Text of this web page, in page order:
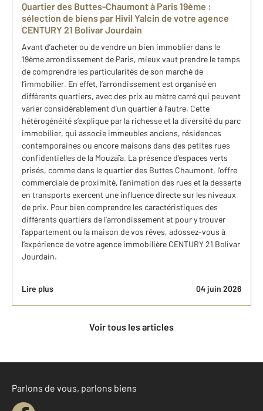
Quartier des Buttes-Chaumont à Paris 19ème :
sélection de biens par Hivil Yalcin de votre agence
CENTURY 21 Bolivar Jourdain
Avant d’acheter ou de vendre un bien immoblier dans le
19ème arrondissement de Paris, mieux vaut prendre le temps
de comprendre les particularités de son marché de
l’immobilier. En effet, l’arrondissement est organisé en
différents quartiers, avec des prix au mètre carré qui peuvent
varier considérablement d’un quartier à l’autre. Cette
hétérogénéité s’explique par la richesse et la diversité du parc
immobilier, qui associe immeubles anciens, résidences
contemporaines ou encore maisons dans des petites rues
confidentielles de la Mouzaïa. La présence d’espaces verts
prisés, comme dans le quartier des Buttes Chaumont, l’offre
commerciale de proximité, l’animation des rues et la desserte
en transports exercent une influence directe sur les niveaux
de prix. Pour bien comprendre les caractéristiques des
différents quartiers de l’arrondissement et pour y trouver
l’appartement ou la maison de vos rêves, adossez-vous à
l’expérience de votre agence immobilière CENTURY 21 Bolivar
Jourdain.
Lire plus 04 juin 2026
Voir tous les articles
Parlons de vous, parlons biens